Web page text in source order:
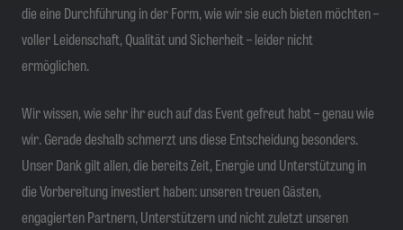
die eine Durchführung in der Form, wie wir sie euch bieten möchten –
voller Leidenschaft, Qualität und Sicherheit – leider nicht
ermöglichen.
Wir wissen, wie sehr ihr euch auf das Event gefreut habt – genau wie
wir. Gerade deshalb schmerzt uns diese Entscheidung besonders.
Unser Dank gilt allen, die bereits Zeit, Energie und Unterstützung in
die Vorbereitung investiert haben: unseren treuen Gästen,
engagierten Partnern, Unterstützern und nicht zuletzt unseren